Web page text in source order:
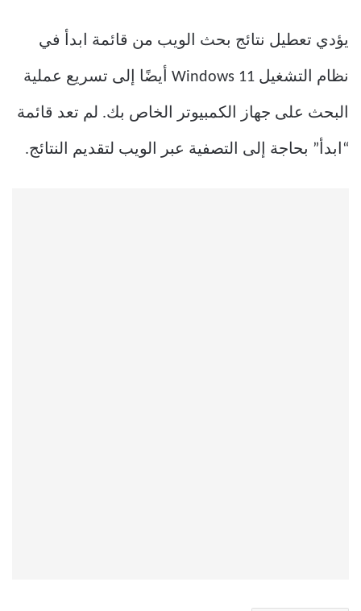
يؤدي تعطيل نتائج بحث الويب من قائمة ابدأ في
نظام التشغيل Windows 11 أيضًا إلى تسريع عملية
البحث على جهاز الكمبيوتر الخاص بك. لم تعد قائمة
“ابدأ” بحاجة إلى التصفية عبر الويب لتقديم النتائج.